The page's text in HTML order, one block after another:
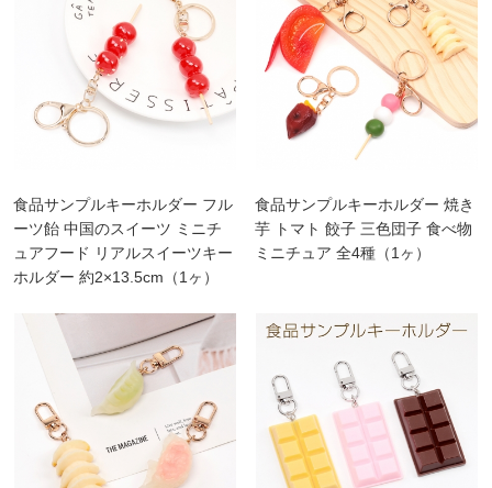
食品サンプルキーホルダー フル
ーツ飴 中国のスイーツ ミニチ
ュアフード リアルスイーツキー
ホルダー 約2×13.5cm（1ヶ）
食品サンプルキーホルダー 焼き
芋 トマト 餃子 三色団子 食べ物
ミニチュア 全4種（1ヶ）